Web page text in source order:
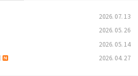
2026. 07. 13
2026. 05. 26
2026. 05. 14
2026. 04. 27